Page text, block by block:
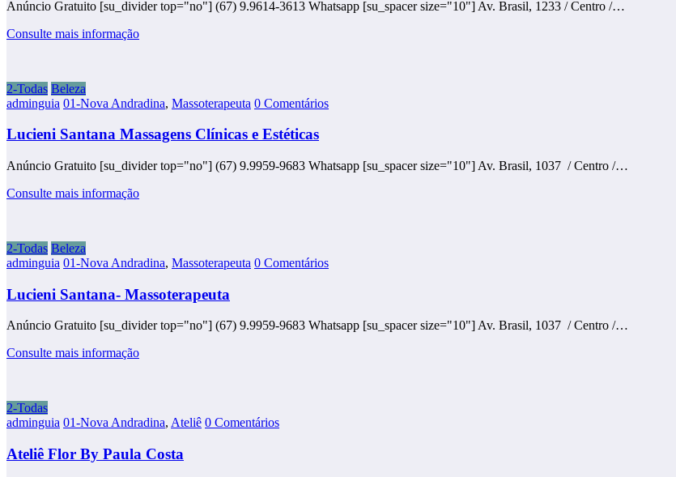
Anúncio Gratuito [su_divider top="no"] (67) 9.9614-3613 Whatsapp [su_spacer size="10"] Av. Brasil, 1233 / Centro /…
Consulte mais informação
2-Todas Beleza
adminguia 01-Nova Andradina, Massoterapeuta 0 Comentários
Lucieni Santana Massagens Clínicas e Estéticas
Anúncio Gratuito [su_divider top="no"] (67) 9.9959-9683 Whatsapp [su_spacer size="10"] Av. Brasil, 1037 / Centro /…
Consulte mais informação
2-Todas Beleza
adminguia 01-Nova Andradina, Massoterapeuta 0 Comentários
Lucieni Santana- Massoterapeuta
Anúncio Gratuito [su_divider top="no"] (67) 9.9959-9683 Whatsapp [su_spacer size="10"] Av. Brasil, 1037 / Centro /…
Consulte mais informação
2-Todas
adminguia 01-Nova Andradina, Ateliê 0 Comentários
Ateliê Flor By Paula Costa